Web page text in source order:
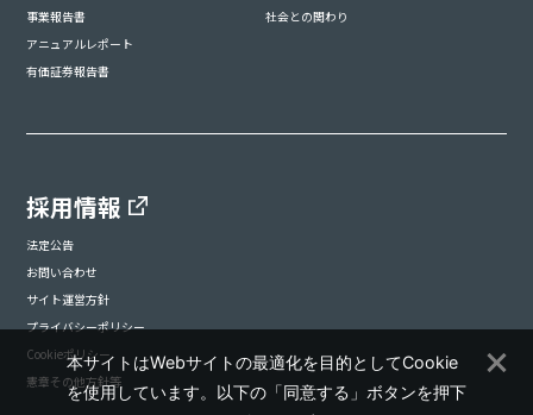
事業報告書
アニュアルレポート
有価証券報告書
社会との関わり
採用情報
法定公告
お問い合わせ
サイト運営方針
プライバシーポリシー
Cookieポリシー
憲章その他方針等
本サイトはWebサイトの最適化を目的としてCookie
を使用しています。以下の「同意する」ボタンを押下